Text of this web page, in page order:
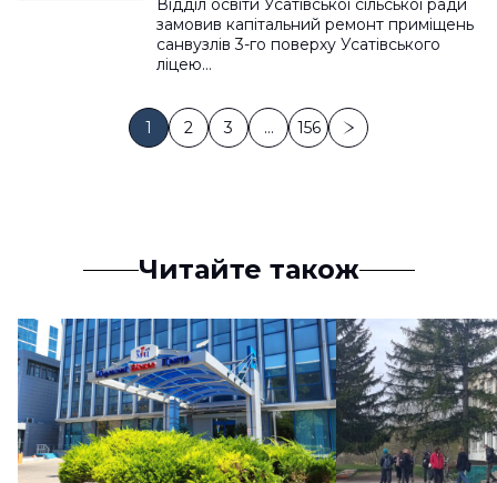
Відділ освіти Усатівської сільської ради
замовив капітальний ремонт приміщень
санвузлів 3-го поверху Усатівського
ліцею…
1 2 3 … 156
Читайте також